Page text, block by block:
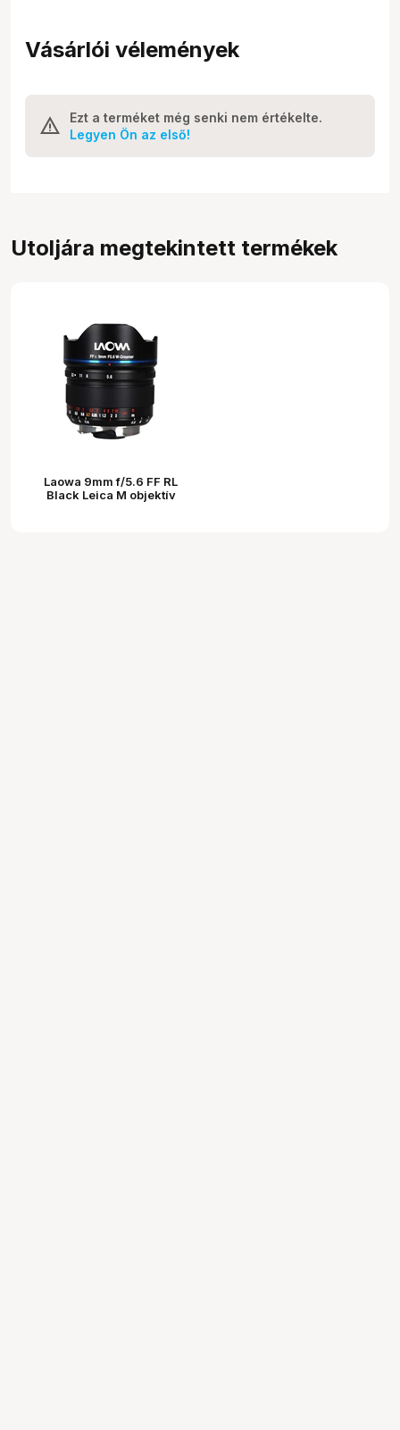
Vásárlói vélemények
Ezt a terméket még senki nem értékelte.
Legyen Ön az első!
Utoljára megtekintett termékek
Laowa 9mm f/5.6 FF RL
Black Leica M objektív